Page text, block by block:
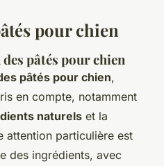
pour chien
pâtés pour chien
pâtés pour chien,
en compte, notamment
naturels et la
attention particulière est
des ingrédients, avec